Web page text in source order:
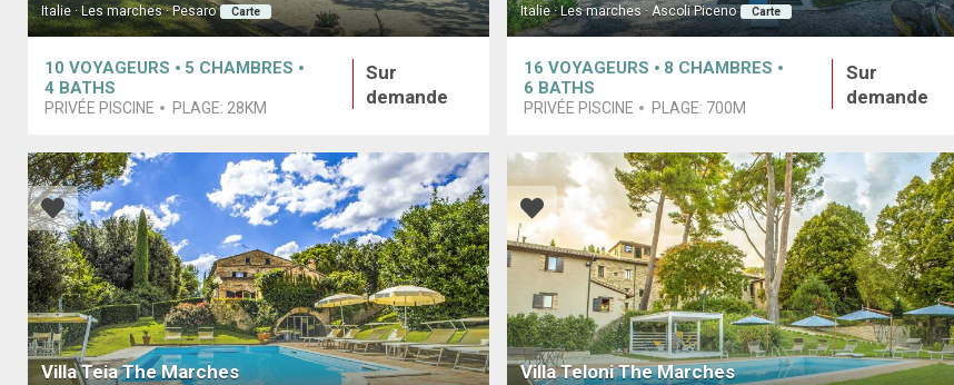
Italie · Les marches · Pesaro Carte
10 VOYAGEURS 5 CHAMBRES
4 BATHS
PRIVÉE PISCINE PLAGE: 28KM
Sur
demande
Italie · Les marches · Ascoli Piceno Carte
16VOYAGEURS 8 CHAMBRES
6 BATHS
PRIVÉE PISCINE PLAGE: 700M
Sur
demande
Villa Teia The Marches Villa Teloni The Marches